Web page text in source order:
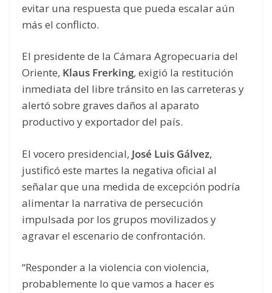
evitar una respuesta que pueda escalar aún
más el conflicto.
El presidente de la Cámara Agropecuaria del
Oriente, Klaus Frerking, exigió la restitución
inmediata del libre tránsito en las carreteras y
alertó sobre graves daños al aparato
productivo y exportador del país.
El vocero presidencial, José Luis Gálvez,
justificó este martes la negativa oficial al
señalar que una medida de excepción podría
alimentar la narrativa de persecución
impulsada por los grupos movilizados y
agravar el escenario de confrontación.
“Responder a la violencia con violencia,
probablemente lo que vamos a hacer es